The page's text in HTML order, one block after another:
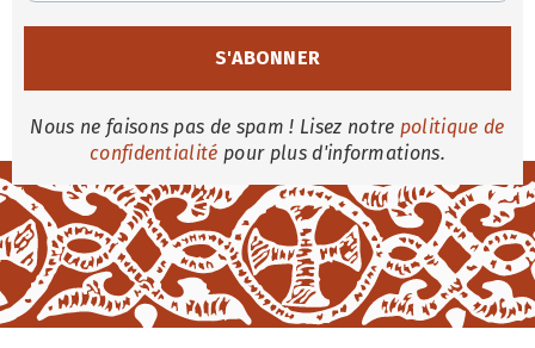
Nous ne faisons pas de spam ! Lisez notre politique de
confidentialité pour plus d'informations.